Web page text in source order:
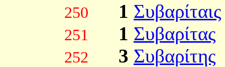
250 1 Συβαρίταις
251 1 Συβαρίτας
252 3 Συβαρίτης